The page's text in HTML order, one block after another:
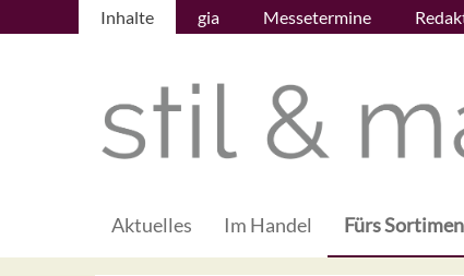
Inhalte gia Messetermine
Aktuelles Im Handel Fürs